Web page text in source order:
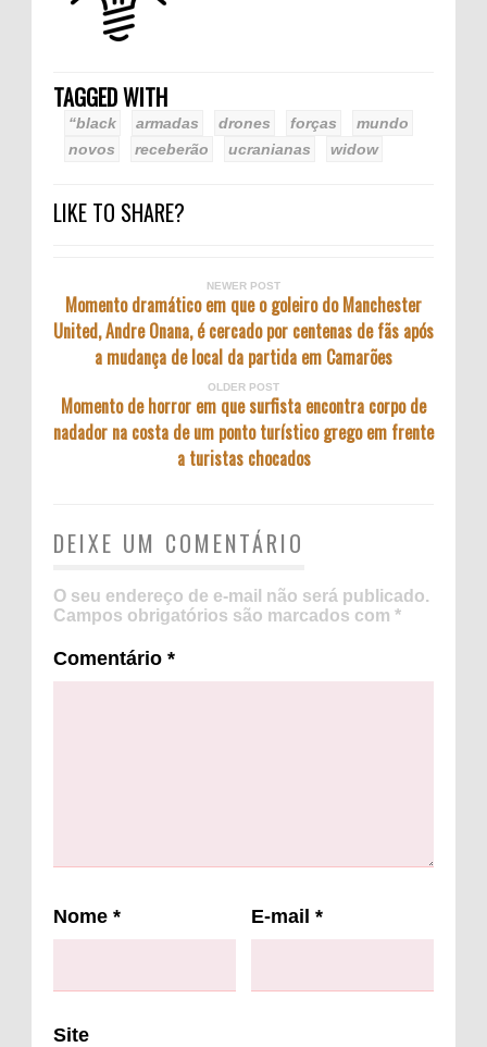
TAGGED WITH
“black armadas drones forças
mundo
novos
receberão ucranianas widow
LIKE TO SHARE?
NEWER POST
Momento dramático em que o goleiro do Manchester
United, Andre Onana, é cercado por centenas de fãs após
a mudança de local da partida em Camarões
OLDER POST
Momento de horror em que surfista encontra corpo de
nadador na costa de um ponto turístico grego em frente
a turistas chocados
DEIXE UM COMENTÁRIO
O seu endereço de e-mail não será publicado.
Campos obrigatórios são marcados com *
Comentário *
Nome * E-mail *
Site